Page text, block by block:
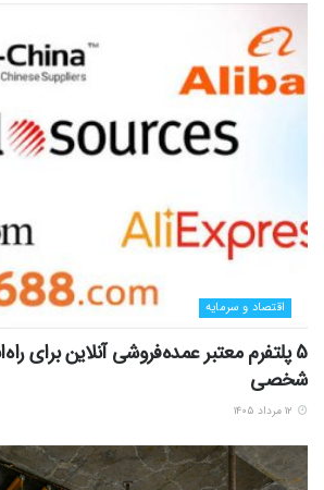
اقتصاد و سرمایه
5 پلتفرم معتبر عمده‌فروشی آنلاین برای
شخصی